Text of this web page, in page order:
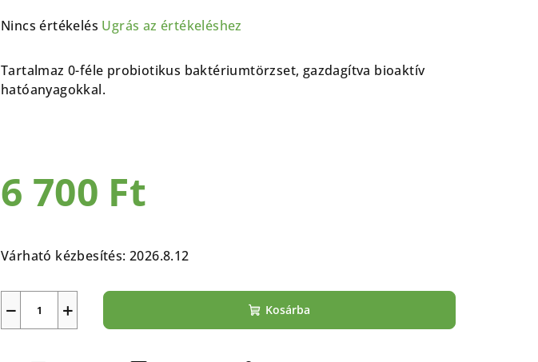
A
átlagos
értékelése
Nincs értékelés Ugrás az értékeléshez
Tartalmaz 0-féle probiotikus baktériumtörzset, gazdagítva bioaktív
hatóanyagokkal.
6 700 Ft
Várható kézbesítés: 2026.8.12
+
− Kosárba